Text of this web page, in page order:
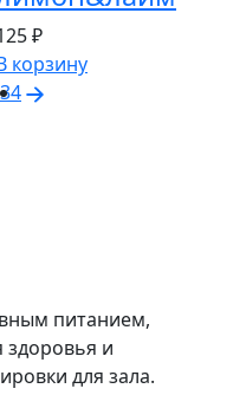
₽
корзину
34
питанием,
и
для зала.